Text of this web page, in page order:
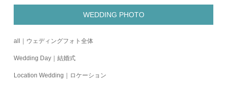
WEDDING PHOTO
all｜ウェディングフォト全体
Wedding Day｜結婚式
Location Wedding｜ロケーション